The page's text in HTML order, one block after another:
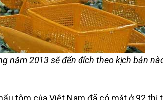
năm 2013 sẽ đến đích theo kịch bản
tôm của Việt Nam đã có mặt ở 92 thị